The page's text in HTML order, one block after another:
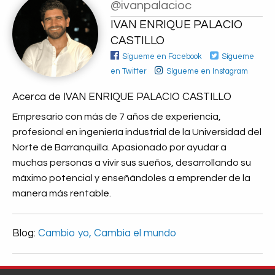
@ivanpalacioc
IVAN ENRIQUE PALACIO
CASTILLO
Sígueme en Facebook
Sígueme
en Twitter
Sígueme en Instagram
Acerca de IVAN ENRIQUE PALACIO CASTILLO
Empresario con más de 7 años de experiencia,
profesional en ingeniería industrial de la Universidad del
Norte de Barranquilla. Apasionado por ayudar a
muchas personas a vivir sus sueños, desarrollando su
máximo potencial y enseñándoles a emprender de la
manera más rentable.
Blog: Cambio yo, Cambia el mundo